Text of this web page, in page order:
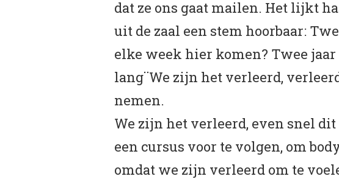
dat ze ons gaat mailen. Het lijkt
uit de zaal een stem hoorbaar:
elke week hier komen? Twee jaar
lang¨We zijn het verleerd,
nemen.
We zijn het verleerd, even snel
een cursus voor te volgen, om
omdat we zijn verleerd om te